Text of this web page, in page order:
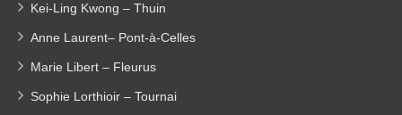
Kei-Ling Kwong – Thuin
Anne Laurent– Pont-à-Celles
Marie Libert – Fleurus
Sophie Lorthioir – Tournai